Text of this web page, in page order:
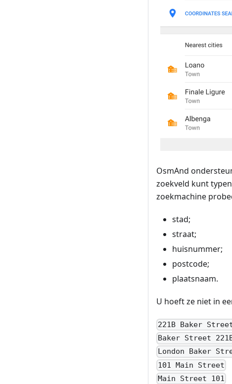
OsmAnd
zoekveld kunt
zoekmachine
stad;
straat;
huisnummer;
postcode;
plaatsnaam.
U hoeft ze niet in
221B Baker
Baker Street
London Baker
101 Main Street
Main Street 101